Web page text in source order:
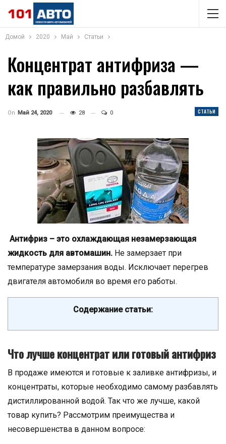
Домой 2020 Май Статьи
Концентрат антифриза —
как правильно разбавлять
СТАТЬИ
On Май 24, 2020 28 0
Антифриз – это охлаждающая незамерзающая
жидкость для автомашин. Не замерзает при
температуре замерзания воды. Исключает перегрев
двигателя автомобиля во время его работы.
Содержание статьи:
Что лучше концентрат или готовый антифриз
В продаже имеются и готовые к заливке антифризы, и
концентраты, которые необходимо самому разбавлять
дистиллированной водой. Так что же лучше, какой
товар купить? Рассмотрим преимущества и
несовершенства в данном вопросе: